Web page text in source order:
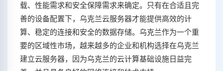
载、性能需求和安全保障需求来确定。只有在合适且完
善的设备配置下，乌克兰云服务器才能提供高效的计
算、稳定的连接和安全的数据存储。乌克兰作为一个重
要的区域性市场，越来越多的企业和机构选择在乌克兰
建立云服务器，因为乌克兰的云计算基础设施日益完